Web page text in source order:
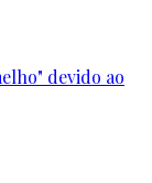
devido ao